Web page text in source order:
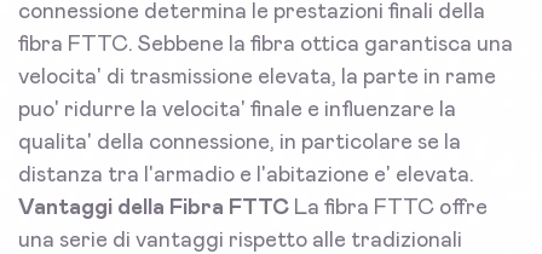
connessione determina le prestazioni finali della
fibra FTTC. Sebbene la fibra ottica garantisca una
velocita' di trasmissione elevata, la parte in rame
puo' ridurre la velocita' finale e influenzare la
qualita' della connessione, in particolare se la
distanza tra l'armadio e l'abitazione e' elevata.
Vantaggi della Fibra FTTC La fibra FTTC offre
una serie di vantaggi rispetto alle tradizionali